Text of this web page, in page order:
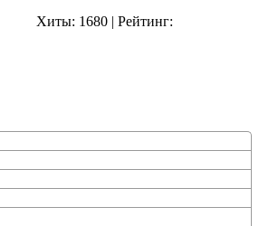
Хиты: 1680 | Рейтинг: